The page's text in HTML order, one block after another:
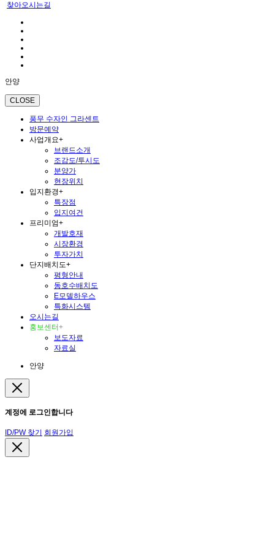
찾아오시는길
안양
CLOSE
풍무 수자인 그라센트
방문예약
사업개요+
브랜드소개
조감도/투시도
분양가
현장위치
입지환경+
특장점
입지여건
프리미엄+
개발호재
시장환경
투자가치
단지배치도+
평형안내
동호수배치도
E모델하우스
특화시스템
오시는길
홍보센터+
보도자료
자료실
안양
계정에 로그인합니다
ID/PW 찾기 회원가입